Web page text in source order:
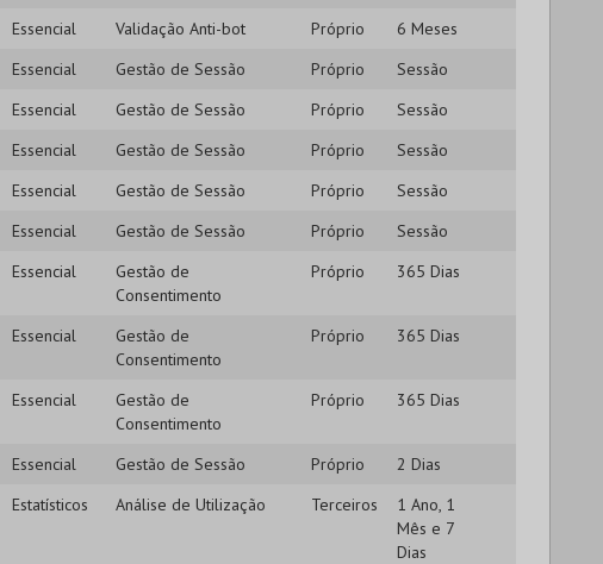
Essencial Validação Anti-bot Próprio
6 Meses
Essencial Gestão de Sessão Próprio
Sessão
Essencial Gestão de Sessão Próprio
Sessão
Essencial Gestão de Sessão Próprio
Sessão
Essencial Gestão de Sessão Próprio
Sessão
Essencial Gestão de Sessão Próprio
Sessão
Essencial
Gestão de
Consentimento
Próprio 365 Dias
Essencial
Gestão de
Consentimento
Próprio 365 Dias
Essencial
Gestão de
Consentimento
Próprio 365 Dias
Essencial Gestão de Sessão Próprio
2 Dias
Estatísticos Análise de Utilização Terceiros
1 Ano, 1
Mês e 7
Dias